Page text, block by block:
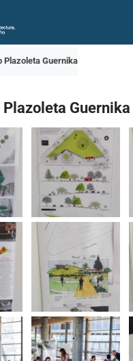
Plazoleta Guernika
Guernika